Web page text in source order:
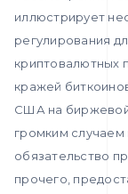
иллюстрирует
регулирования
криптовалютных
кражей
США на
громким случаем
обязательство
прочего,